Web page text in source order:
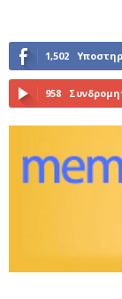
1,502
958